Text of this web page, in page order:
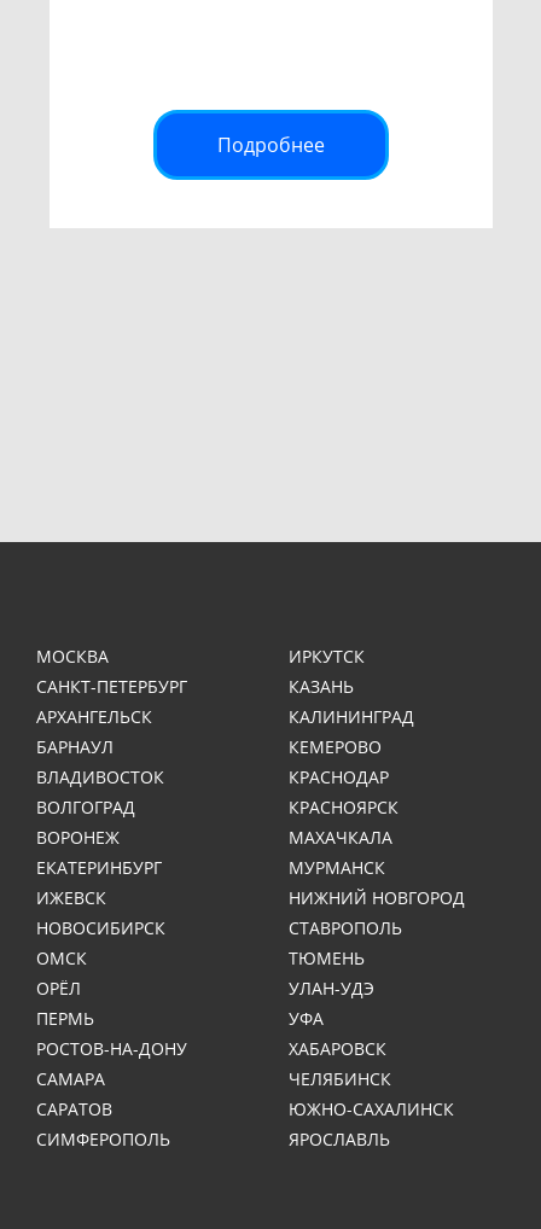
Подробнее
МОСКВА
САНКТ-ПЕТЕРБУРГ
АРХАНГЕЛЬСК
БАРНАУЛ
ВЛАДИВОСТОК
ВОЛГОГРАД
ВОРОНЕЖ
ЕКАТЕРИНБУРГ
ИЖЕВСК
ИРКУТСК
КАЗАНЬ
КАЛИНИНГРАД
КЕМЕРОВО
КРАСНОДАР
КРАСНОЯРСК
МАХАЧКАЛА
МУРМАНСК
НИЖНИЙ НОВГОРОД
НОВОСИБИРСК
ОМСК
ОРЁЛ
ПЕРМЬ
РОСТОВ-НА-ДОНУ
САМАРА
САРАТОВ
СИМФЕРОПОЛЬ
СТАВРОПОЛЬ
ТЮМЕНЬ
УЛАН-УДЭ
УФА
ХАБАРОВСК
ЧЕЛЯБИНСК
ЮЖНО-САХАЛИНСК
ЯРОСЛАВЛЬ